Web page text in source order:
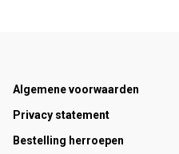
Footer
Algemene voorwaarden
Privacy statement
Bestelling herroepen